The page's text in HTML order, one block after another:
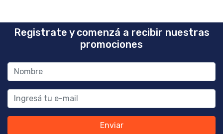
Registrate y comenzá a recibir nuestras
promociones
Enviar